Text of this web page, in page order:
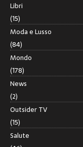
Libri
(15)
Moda e Lusso
(84)
Mondo
(178)
News
(2)
Outsider TV
(15)
Salute